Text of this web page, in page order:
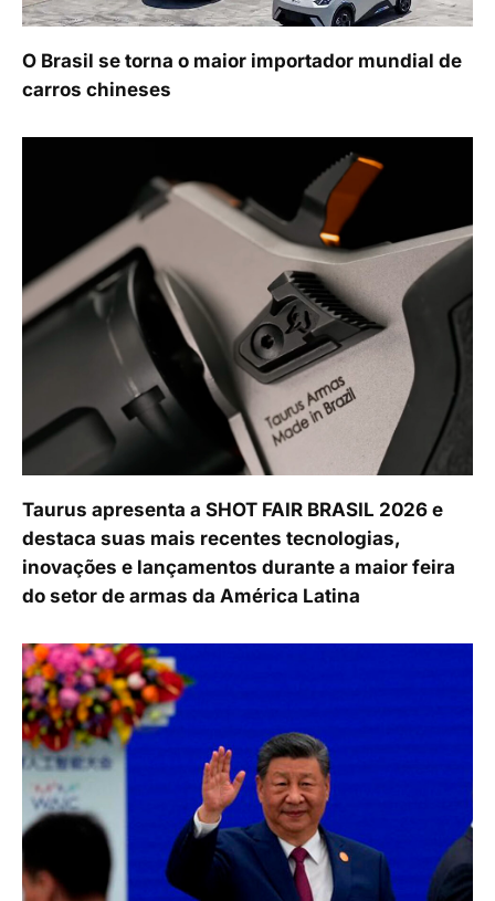
O Brasil se torna o maior importador mundial de
carros chineses
Taurus apresenta a SHOT FAIR BRASIL 2026 e
destaca suas mais recentes tecnologias,
inovações e lançamentos durante a maior feira
do setor de armas da América Latina